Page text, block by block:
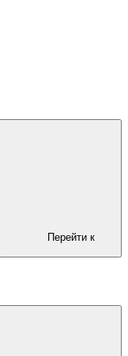
Перейти к